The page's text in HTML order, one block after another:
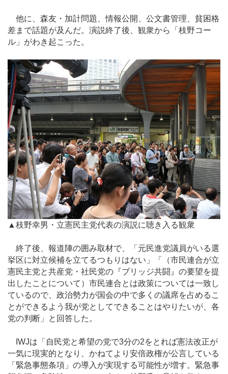
他に、森友・加計問題、情報公開、公文書管理、貧困格
差まで話題が及んだ。演説終了後、観衆から「枝野コー
ル」がわき起こった。
▲枝野幸男・立憲民主党代表の演説に聴き入る観衆
終了後、報道陣の囲み取材で、「元民進党議員がいる選
挙区に対立候補を立てるつもりはない」「（市民連合が立
憲民主党と共産党・社民党の『ブリッジ共闘』の要望を提
出したことについて）市民連合とは政策については一致し
ているので、政治勢力が国会の中で多くの議席を占めるこ
とができるよう我が党としてできることはやりたいが、各
党の判断」と回答した。
IWJは「自民党と希望の党で3分の2をとれば憲法改正が
一気に現実的となり、かねてより安倍政権が公言している
「緊急事態条項」の導入が実現する可能性が増す。緊急事